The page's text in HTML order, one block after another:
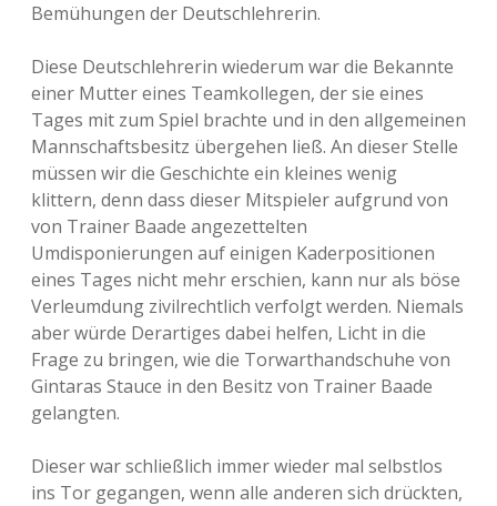
Bemühungen der Deutschlehrerin.
Diese Deutschlehrerin wiederum war die Bekannte
einer Mutter eines Teamkollegen, der sie eines
Tages mit zum Spiel brachte und in den allgemeinen
Mannschaftsbesitz übergehen ließ. An dieser Stelle
müssen wir die Geschichte ein kleines wenig
klittern, denn dass dieser Mitspieler aufgrund von
von Trainer Baade angezettelten
Umdisponierungen auf einigen Kaderpositionen
eines Tages nicht mehr erschien, kann nur als böse
Verleumdung zivilrechtlich verfolgt werden. Niemals
aber würde Derartiges dabei helfen, Licht in die
Frage zu bringen, wie die Torwarthandschuhe von
Gintaras Stauce in den Besitz von Trainer Baade
gelangten.
Dieser war schließlich immer wieder mal selbstlos
ins Tor gegangen, wenn alle anderen sich drückten,